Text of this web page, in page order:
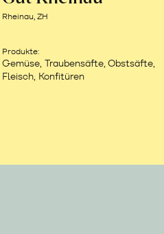
Rheinau, ZH
Produkte:
Gemüse, Traubensäfte, Obstsäfte,
Fleisch, Konfitüren